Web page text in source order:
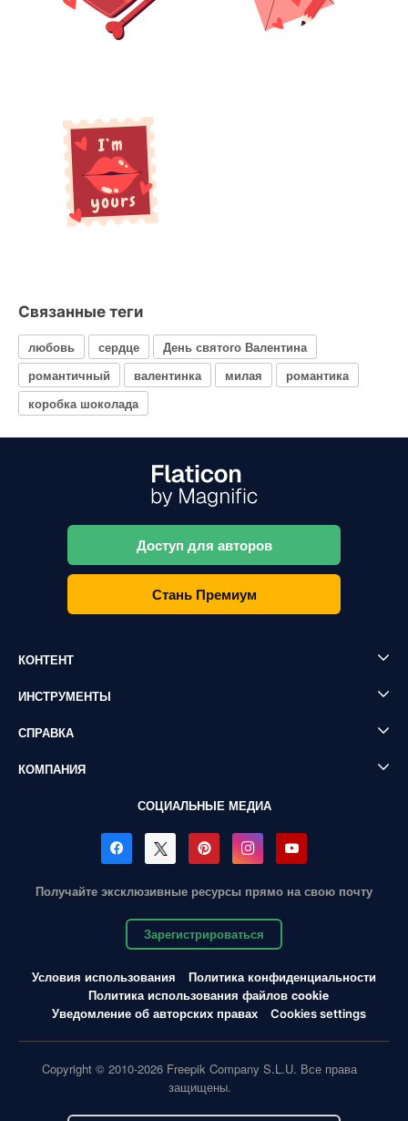
Связанные теги
любовь сердце
День святого Валентина
романтичный
валентинка милая
романтика
коробка шоколада
Доступ для авторов
Стань Премиум
КОНТЕНТ
ИНСТРУМЕНТЫ
СПРАВКА
КОМПАНИЯ
СОЦИАЛЬНЫЕ МЕДИА
Получайте эксклюзивные ресурсы прямо на свою почту
Зарегистрироваться
Условия использования
Политика конфиденциальности
Политика использования файлов cookie
Уведомление об авторских правах
Cookies settings
Copyright © 2010-2026 Freepik Company S.L.U. Все права
защищены.